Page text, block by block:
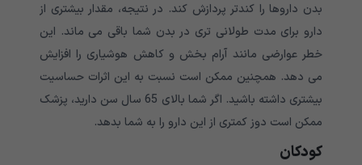
بدن داروها را کندتر پردازش کند. در نتیجه، مقدار بیشتری از
دارو برای مدت طولانی تری در بدن شما باقی می ماند. این
خطر عوارضی مانند آرام بخش و کاهش هوشیاری را افزایش
می دهد. همچنین ممکن است نسبت به این اثرات حساسیت
بیشتری داشته باشید. اگر شما بالای 65 سال سن دارید، پزشک
ممکن است دوز کمتری از این دارو را به شما بدهد.
کودکان